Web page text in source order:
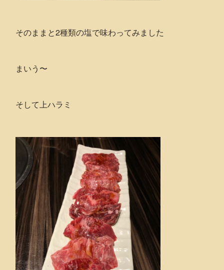
そのままと2種類の塩で味わってみました
まいう〜
そして上ハラミ